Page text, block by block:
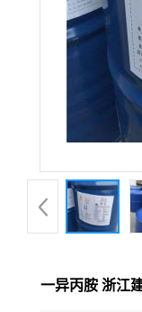
一异丙胺 浙江